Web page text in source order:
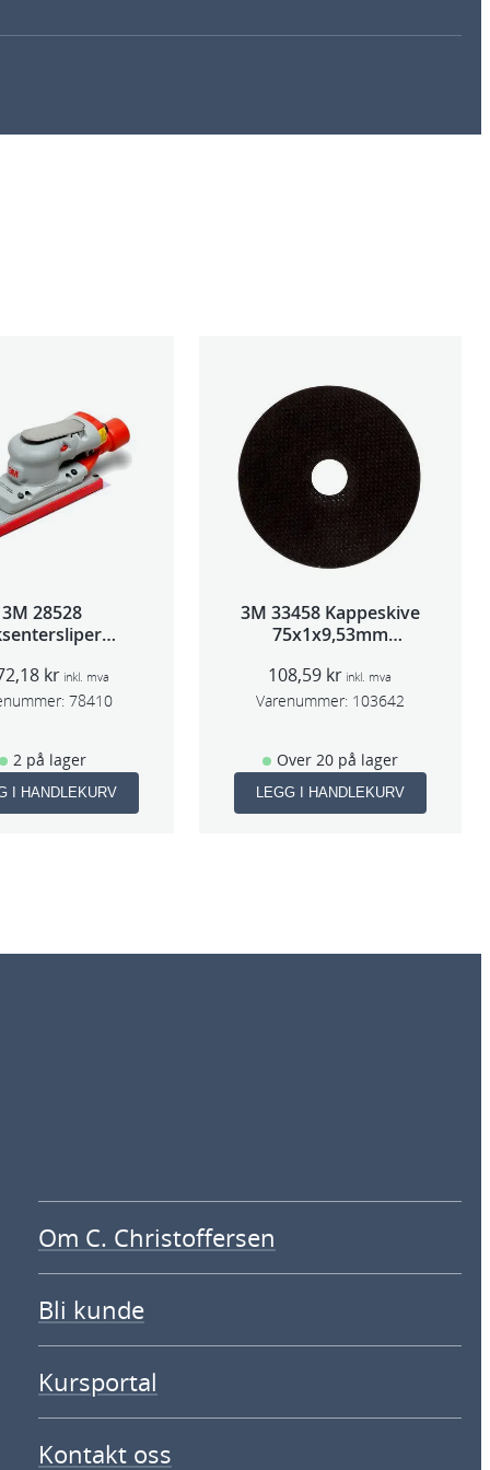
3M 28528
70×198
kr inkl. mva
78410
2 på lager
I HANDLEKURV
3M 33458 Kappeskive
75x1x9,53mm
108,59 kr inkl. mva
Varenummer: 103642
Over 20 på lager
LEGG I HANDLEKURV
Om C. Christoffersen
Bli kunde
Kursportal
Kontakt oss